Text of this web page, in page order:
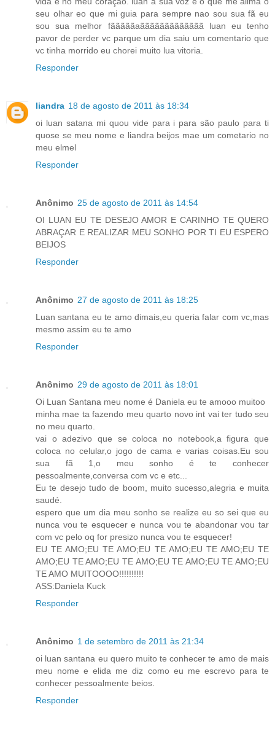
seu olhar eo que mi guia para sempre nao sou sua fã eu
sou sua melhor fãããããaããããããããããããã luan eu tenho
pavor de perder vc parque um dia saiu um comentario que
vc tinha morrido eu chorei muito lua vitoria.
Responder
liandra 18 de agosto de 2011 às 18:34
oi luan satana mi quou vide para i para são paulo para ti
quose se meu nome e liandra beijos mae um cometario no
meu elmel
Responder
Anônimo 25 de agosto de 2011 às 14:54
OI LUAN EU TE DESEJO AMOR E CARINHO TE QUERO
ABRAÇAR E REALIZAR MEU SONHO POR TI EU ESPERO
BEIJOS
Responder
Anônimo 27 de agosto de 2011 às 18:25
Luan santana eu te amo dimais,eu queria falar com vc,mas
mesmo assim eu te amo
Responder
Anônimo 29 de agosto de 2011 às 18:01
Oi Luan Santana meu nome é Daniela eu te amooo muitoo
minha mae ta fazendo meu quarto novo int vai ter tudo seu
no meu quarto.
vai o adezivo que se coloca no notebook,a figura que
coloca no celular,o jogo de cama e varias coisas.Eu sou
sua fã 1,o meu sonho é te conhecer
pessoalmente,conversa com vc e etc...
Eu te desejo tudo de boom, muito sucesso,alegria e muita
saudé.
espero que um dia meu sonho se realize eu so sei que eu
nunca vou te esquecer e nunca vou te abandonar vou tar
com vc pelo oq for presizo nunca vou te esquecer!
EU TE AMO;EU TE AMO;EU TE AMO;EU TE AMO;EU TE
AMO;EU TE AMO;EU TE AMO;EU TE AMO;EU TE AMO;EU
TE AMO MUITOOOO!!!!!!!!!!
ASS:Daniela Kuck
Responder
Anônimo 1 de setembro de 2011 às 21:34
oi luan santana eu quero muito te conhecer te amo de mais
meu nome e elida me diz como eu me escrevo para te
conhecer pessoalmente beios.
Responder